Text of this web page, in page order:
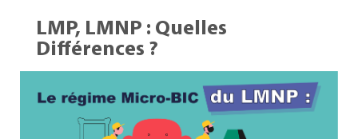
LMP, LMNP : Quelles
Différences ?